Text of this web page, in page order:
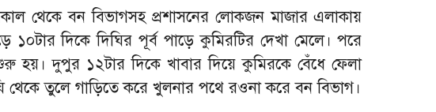
থেকে বন বিভাগসহ প্রশাসনের লোকজন মাজার এলাকায়
১০টার দিকে দিঘির পূর্ব পাড়ে কুমিরটির দেখা মেলে। পরে
হয়। দুপুর ১২টার দিকে খাবার দিয়ে কুমিরকে বেঁধে ফেলা
থেকে তুলে গাড়িতে করে খুলনার পথে রওনা করে বন বিভাগ।